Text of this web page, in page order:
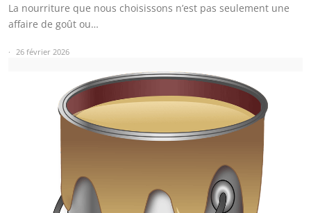
La nourriture que nous choisissons n’est pas seulement une
affaire de goût ou…
26 février 2026